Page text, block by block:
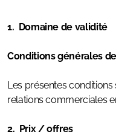
1. Domaine de validité
Conditions générales
Les présentes
relations commerciales
2. Prix / offres